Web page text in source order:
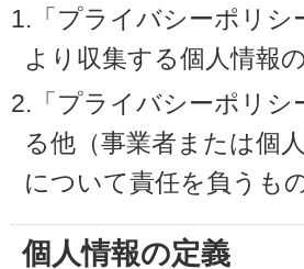
1.「プライバシーポリ
より収集する個人情報
2.「プライバシーポリ
る他（事業者または個
について責任を負うも
個人情報の定義